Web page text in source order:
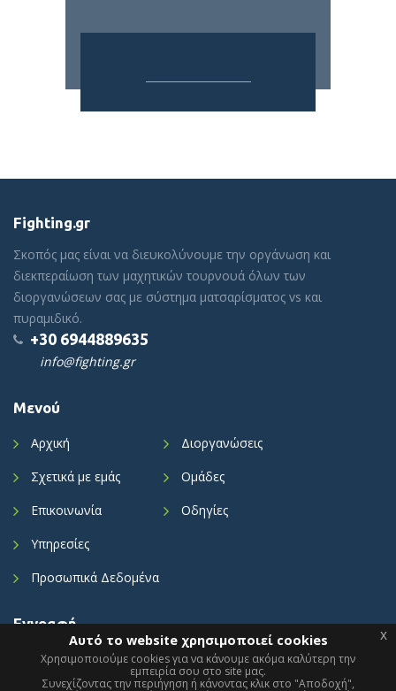
Fighting.gr
Σκοπός μας είναι να διευκολύνουμε την οργάνωση και
διεκπεραίωση των μαχητικών τουρνουά όλων των
διοργανώσεων σας με σύστημα ματσαρίσματος vs και
πυραμιδικό.
+30 6944889635
info@fighting.gr
Μενού
Αρχική
Σχετικά με εμάς
Επικοινωνία
Υπηρεσίες
Προσωπικά Δεδομένα
Διοργανώσεις
Ομάδες
Οδηγίες
Εγγραφή
Ενημερωθείτε με τα τελευταία νέα μας.
Αυτό το website χρησιμοποιεί cookies
Χρησιμοποιούμε cookies για να κάνουμε ακόμα καλύτερη την
εμπειρία σου στο site μας.
Συνεχίζοντας την περιήγηση ή κάνοντας κλικ στο "Αποδοχή",
x